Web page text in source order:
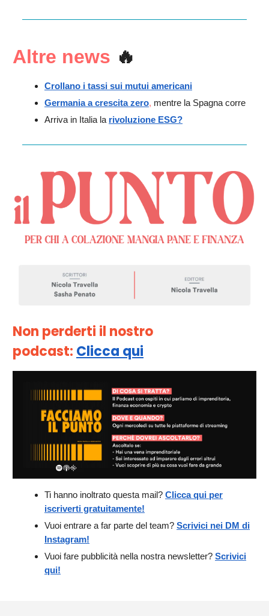
Altre news 🔥
Crollano i tassi sui mutui americani
Germania a crescita zero, mentre la Spagna corre
Arriva in Italia la rivoluzione ESG?
Non perderti il nostro
podcast: Clicca qui
Ti hanno inoltrato questa mail? Clicca qui per
iscriverti gratuitamente!
Vuoi entrare a far parte del team? Scrivici nei DM di
Instagram!
Vuoi fare pubblicità nella nostra newsletter? Scrivici
qui!